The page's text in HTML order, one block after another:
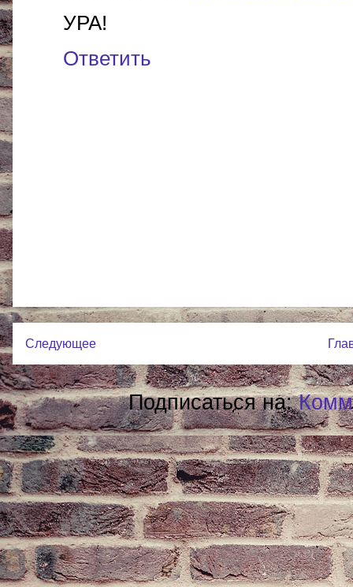
УРА!
Ответить
Следующее
Подписаться на: